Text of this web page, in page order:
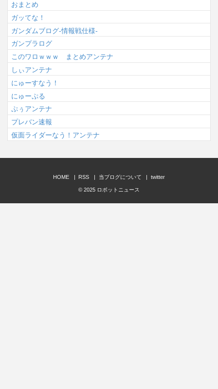
おまとめ
ガッてな！
ガンダムブログ-情報戦仕様-
ガンプラログ
このワロｗｗｗ まとめアンテナ
しぃアンテナ
にゅーすなう！
にゅーぷる
ぷぅアンテナ
プレバン速報
仮面ライダーなう！アンテナ
HOME RSS 当ブログについて twitter
© 2025 ロボットニュース